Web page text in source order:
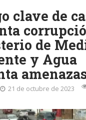
clave de
de
y Agua
21 de octubre de 2023